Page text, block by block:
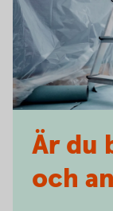
Är du
och